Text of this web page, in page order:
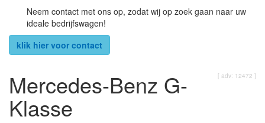
Neem contact met ons op, zodat wij op zoek gaan naar uw
ideale bedrijfswagen!
klik hier voor contact
[ adv: 12472 ]
Mercedes-Benz G-
Klasse